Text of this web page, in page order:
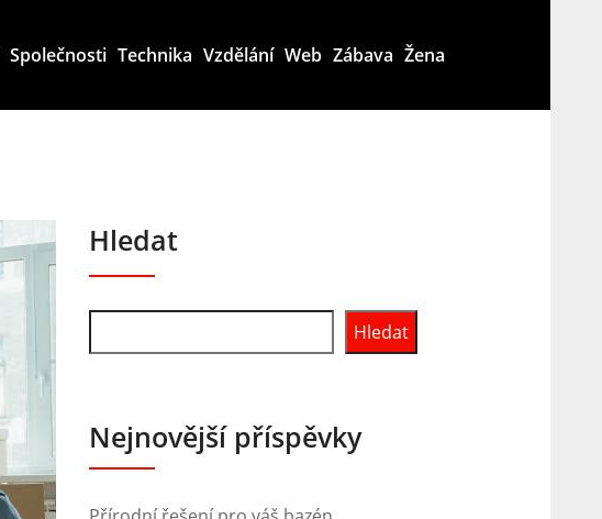
Společnosti Technika Vzdělání Web Zábava Žena
Hledat
Hledat
Nejnovější příspěvky